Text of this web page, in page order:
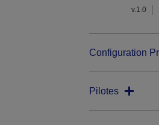
v.1.0
Configuration
Pilotes